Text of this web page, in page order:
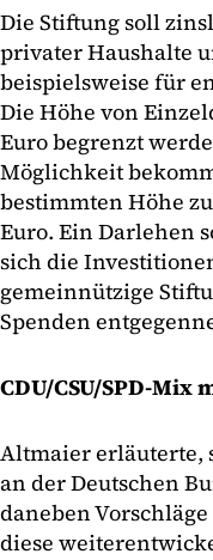
Die Stiftung soll
privater Haushalte
beispielsweise für
Die Höhe von
Euro begrenzt
Möglichkeit
bestimmten Höhe
Euro. Ein Darlehen
sich die
gemeinnützige
Spenden
CDU/CSU/SPD-Mix
Altmaier erläuterte,
an der Deutschen
daneben Vorschläge
diese